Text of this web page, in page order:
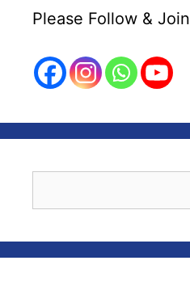
Please Follow & Join